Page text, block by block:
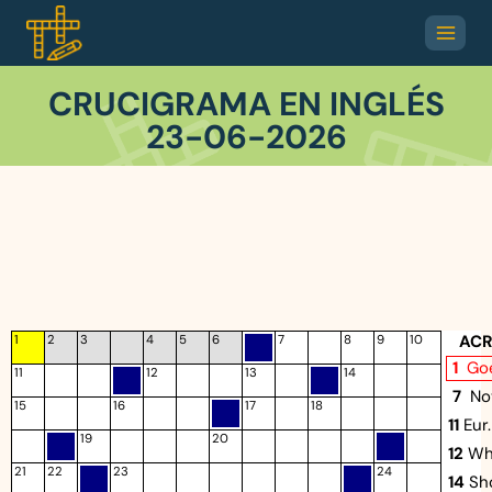
CRUCIGRAMA EN INGLÉS
23-06-2026
1
7
11
12
14
1 2 3 4 5 6 7 8 9
10
11
12 13
14
15
16 17
18
19
20
21
22 23
24